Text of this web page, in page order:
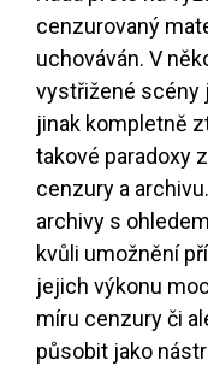
cenzurovaný
uchováván. V
vystřižené scény
jinak kompletně
takové paradoxy
cenzury a
archivy s
kvůli umožnění
jejich výkonu
míru cenzury či
působit jako